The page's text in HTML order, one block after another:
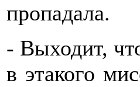
пропадала.
- Выходит,
в этакого